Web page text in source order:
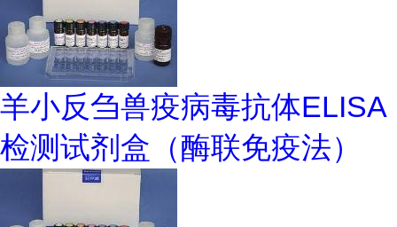
羊小反刍兽疫病毒抗体ELISA
检测试剂盒（酶联免疫法）